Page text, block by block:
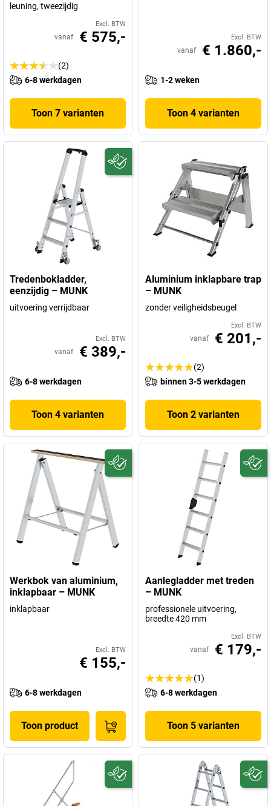
leuning, tweezijdig
Excl. BTW
vanaf € 575,-
(2)
6-8 werkdagen
Toon 7 varianten
Excl. BTW
vanaf € 1.860,-
1-2 weken
Toon 4 varianten
Tredenbokladder,
eenzijdig – MUNK
uitvoering verrijdbaar
Excl. BTW
vanaf € 389,-
6-8 werkdagen
Toon 4 varianten
Aluminium inklapbare trap
– MUNK
zonder veiligheidsbeugel
Excl. BTW
vanaf € 201,-
(2)
binnen 3-5 werkdagen
Toon 2 varianten
Werkbok van aluminium,
inklapbaar – MUNK
inklapbaar
Excl. BTW
€ 155,-
6-8 werkdagen
Toon product
Aanlegladder met treden
– MUNK
professionele uitvoering,
breedte 420 mm
Excl. BTW
vanaf € 179,-
(1)
6-8 werkdagen
Toon 5 varianten